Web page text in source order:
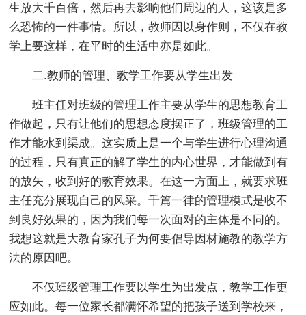
生放大千百倍，然后再去影响他们周边的人，这该是多
么恐怖的一件事情。所以，教师因以身作则，不仅在教
学上要这样，在平时的生活中亦是如此。
二.教师的管理、教学工作要从学生出发
班主任对班级的管理工作主要从学生的思想教育工
作做起，只有让他们的思想态度摆正了，班级管理的工
作才能水到渠成。这实质上是一个与学生进行心理沟通
的过程，只有真正的解了学生的内心世界，才能做到有
的放矢，收到好的教育效果。在这一方面上，就要求班
主任充分展现自己的风采。千篇一律的管理模式是收不
到良好效果的，因为我们每一次面对的主体是不同的。
我想这就是大教育家孔子为何要倡导因材施教的教学方
法的原因吧。
不仅班级管理工作要以学生为出发点，教学工作更
应如此。每一位家长都满怀希望的把孩子送到学校来，